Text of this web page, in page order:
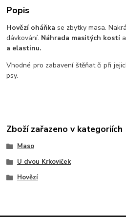
Popis
Hovězí oháňka se zbytky masa.
dávkování. Náhrada masitých kostía
a elastinu.
Vhodné pro zabavení štěňat či při
psy.
Zboží zařazeno v kategoriích
Maso
U dvou Krkoviček
Hovězí